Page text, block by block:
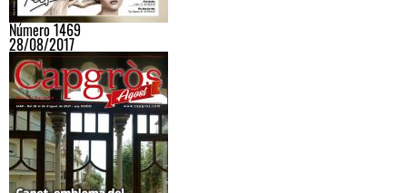
Número 1469
28/08/2017